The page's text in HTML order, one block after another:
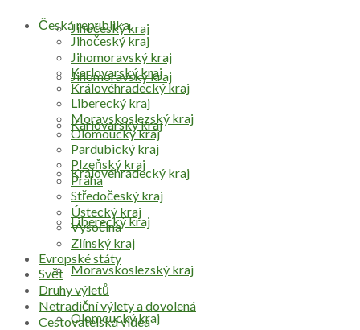
Jihočeský kraj
Jihomoravský kraj
Karlovarský kraj
Královéhradecký kraj
Liberecký kraj
Moravskoslezský kraj
Olomoucký kraj
Česká republika
Jihočeský kraj
Jihomoravský kraj
Karlovarský kraj
Královéhradecký kraj
Liberecký kraj
Moravskoslezský kraj
Olomoucký kraj
Pardubický kraj
Plzeňský kraj
Praha
Středočeský kraj
Ústecký kraj
Vysočina
Zlínský kraj
Evropské státy
Svět
Druhy výletů
Netradiční výlety a dovolená
Cestovatelská videa